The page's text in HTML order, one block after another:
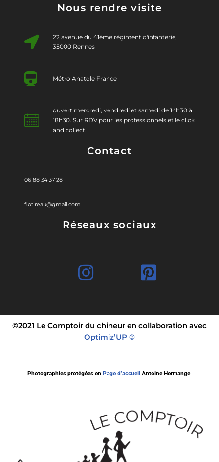
Nous rendre visite
22 avenue du 41ème régiment d'infanterie,
35000 Rennes
Métro Anatole France
ouvert mercredi, vendredi et samedi de 14h30 à
18h30. Sur RDV pour les professionnels et le click
and collect.
Contact
06 88 34 37 28
flotireau@gmail.com
Réseaux sociaux
©2021 Le Comptoir du chineur en collaboration avec
Optimiz’UP ©
Photographies protégées en Page d’accueil Antoine Hermange